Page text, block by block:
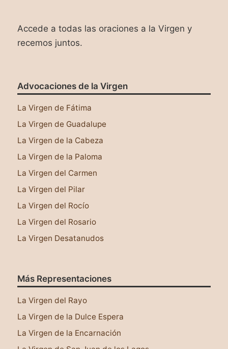
Accede a todas las oraciones a la Virgen y
recemos juntos.
Advocaciones de la Virgen
La Virgen de Fátima
La Virgen de Guadalupe
La Virgen de la Cabeza
La Virgen de la Paloma
La Virgen del Carmen
La Virgen del Pilar
La Virgen del Rocío
La Virgen del Rosario
La Virgen Desatanudos
Más Representaciones
La Virgen del Rayo
La Virgen de la Dulce Espera
La Virgen de la Encarnación
Este sitio web utiliza cookies para asegurar que
Leer más
¡Lo tengo!